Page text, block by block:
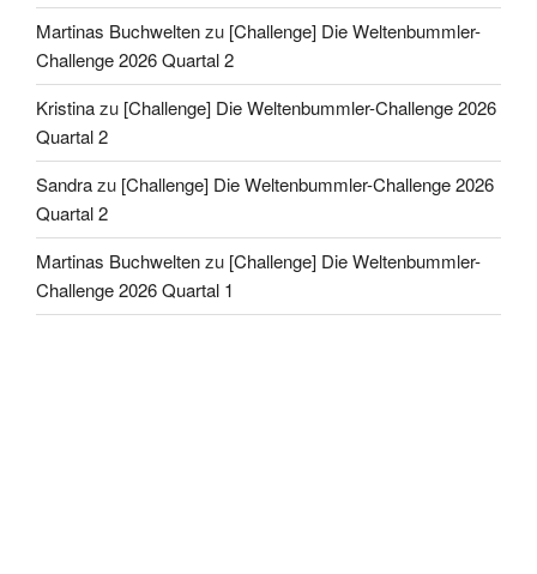
Martinas Buchweltenzu [Challenge] Die Weltenbummler-
Challenge 2026 Quartal 2
Kristinazu [Challenge] Die Weltenbummler-Challenge 2026
Quartal 2
Sandrazu [Challenge] Die Weltenbummler-Challenge 2026
Quartal 2
Martinas Buchweltenzu [Challenge] Die Weltenbummler-
Challenge 2026 Quartal 1